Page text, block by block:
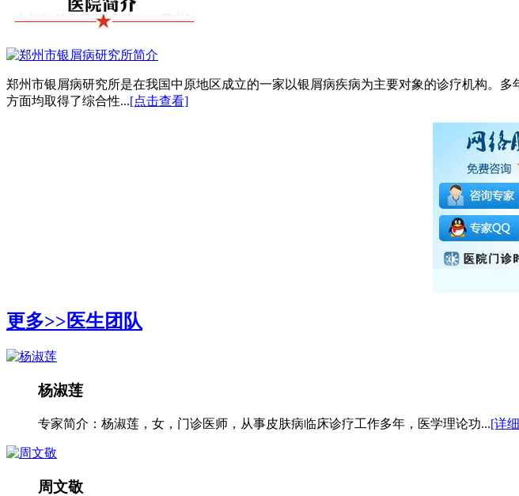
郑州市银屑病研究所是在我国中原地区成立的一家以银屑病疾病为主要对象的诊疗机构。
方面均取得了综合性...[点击查看]
更多>>医生团队
杨淑莲
专家简介：杨淑莲，女，门诊医师，从事皮肤病临床诊疗工作多年，医学理论功...[详
周文敬